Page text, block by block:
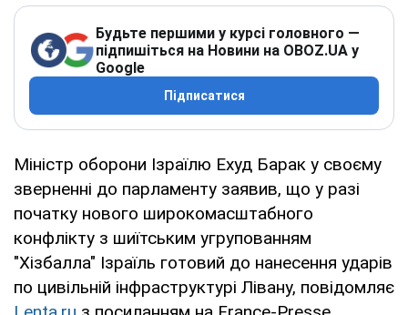
Будьте першими у курсі головного —
підпишіться на Новини на OBOZ.UA у
Google
Підписатися
Міністр оборони Ізраїлю Ехуд Барак у своєму
зверненні до парламенту заявив, що у разі
початку нового широкомасштабного
конфлікту з шиїтським угрупованням
"Хізбалла" Ізраїль готовий до нанесення ударів
по цивільній інфраструктурі Лівану, повідомляє